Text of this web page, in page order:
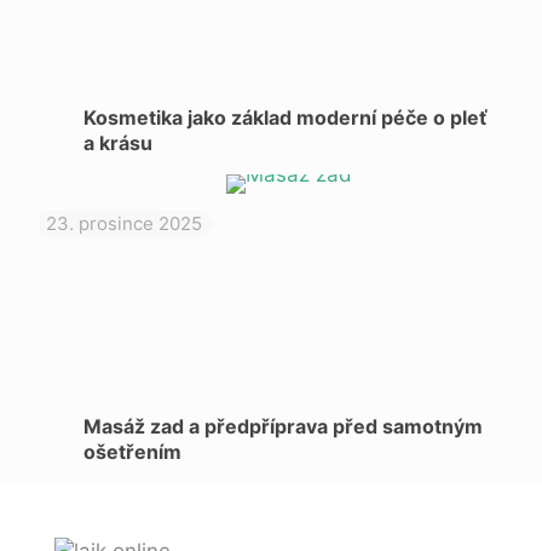
Kosmetika jako základ moderní péče o pleť
a krásu
23. prosince 2025
Masáž zad a předpříprava před samotným
ošetřením